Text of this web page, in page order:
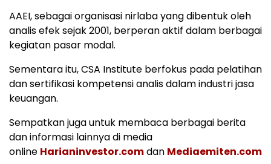
AAEI, sebagai organisasi nirlaba yang dibentuk oleh
analis efek sejak 2001, berperan aktif dalam berbagai
kegiatan pasar modal.
Sementara itu, CSA Institute berfokus pada pelatihan
dan sertifikasi kompetensi analis dalam industri jasa
keuangan.
Sempatkan juga untuk membaca berbagai berita
dan informasi lainnya di media
online Harianinvestor.comdan Mediaemiten.com